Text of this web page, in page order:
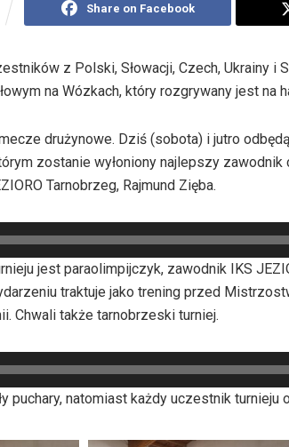
Share on Facebook
z Polski, Słowacji, Czech, Ukrainy i
na Wózkach, który rozgrywany jest na
drużynowe. Dziś (sobota) i jutro
zostanie wyłoniony najlepszy
Tarnobrzeg, Rajmund Zięba.
jest paraolimpijczyk, zawodnik IKS
traktuje jako trening przed
Chwali także tarnobrzeski turniej.
puchary, natomiast każdy uczestnik turnieju